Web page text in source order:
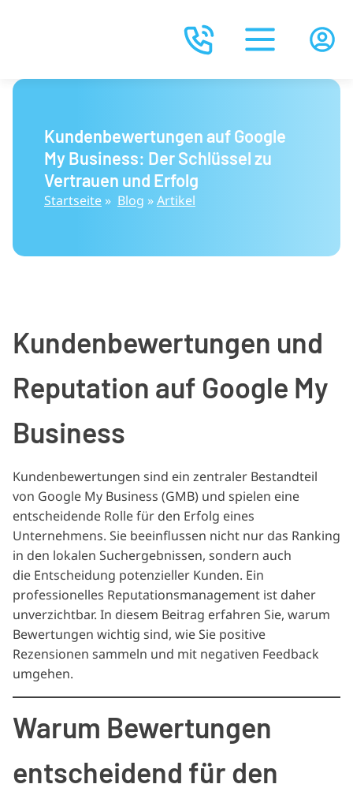
Kundenbewertungen auf Google
My Business: Der Schlüssel zu
Vertrauen und Erfolg
Startseite » Blog »Artikel
Kundenbewertungen und
Reputation auf Google My
Business
Kundenbewertungen sind ein zentraler Bestandteil
von Google My Business (GMB) und spielen eine
entscheidende Rolle für den Erfolg eines
Unternehmens. Sie beeinflussen nicht nur das Ranking
in den lokalen Suchergebnissen, sondern auch
die Entscheidung potenzieller Kunden. Ein
professionelles Reputationsmanagement ist daher
unverzichtbar. In diesem Beitrag erfahren Sie, warum
Bewertungen wichtig sind, wie Sie positive
Rezensionen sammeln und mit negativen Feedback
umgehen.
Warum Bewertungen
entscheidend für den